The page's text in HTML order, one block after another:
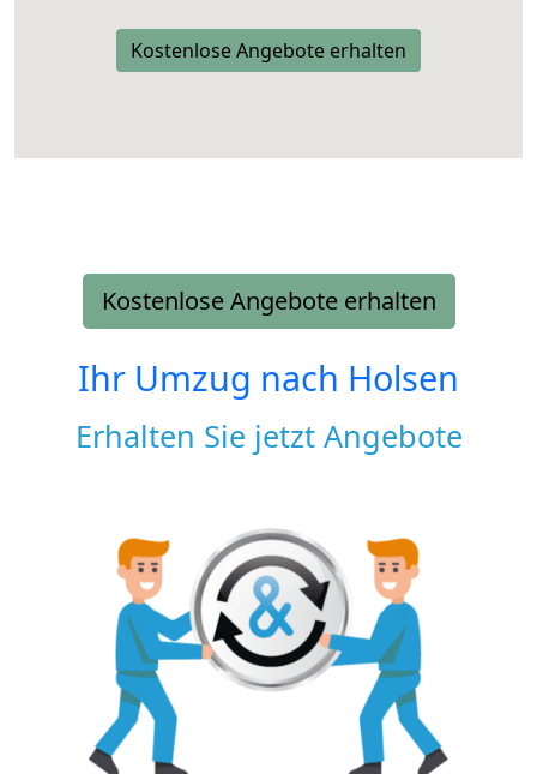
Kostenlose Angebote erhalten
Kostenlose Angebote erhalten
Ihr Umzug nach Holsen
Erhalten Sie jetzt Angebote